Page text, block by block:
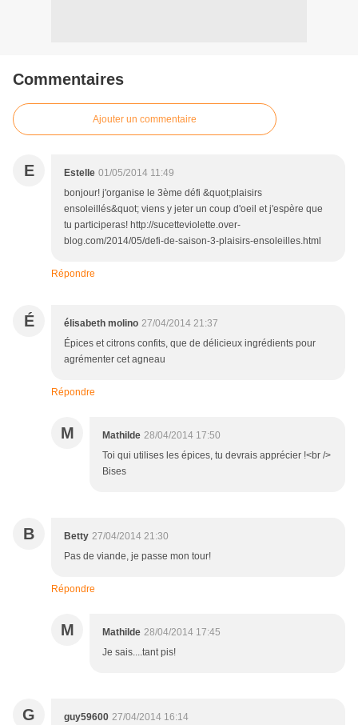
Commentaires
Ajouter un commentaire
E Estelle 01/05/2014 11:49
bonjour! j'organise le 3ème défi &quot;plaisirs
ensoleillés&quot; viens y jeter un coup d'oeil et j'espère que
tu participeras! http://sucetteviolette.over-
blog.com/2014/05/defi-de-saison-3-plaisirs-ensoleilles.html
Répondre
É élisabeth molino 27/04/2014 21:37
Épices et citrons confits, que de délicieux ingrédients pour
agrémenter cet agneau
Répondre
M Mathilde 28/04/2014 17:50
Toi qui utilises les épices, tu devrais apprécier !<br />
Bises
B Betty 27/04/2014 21:30
Pas de viande, je passe mon tour!
Répondre
M Mathilde 28/04/2014 17:45
Je sais....tant pis!
G guy59600 27/04/2014 16:14